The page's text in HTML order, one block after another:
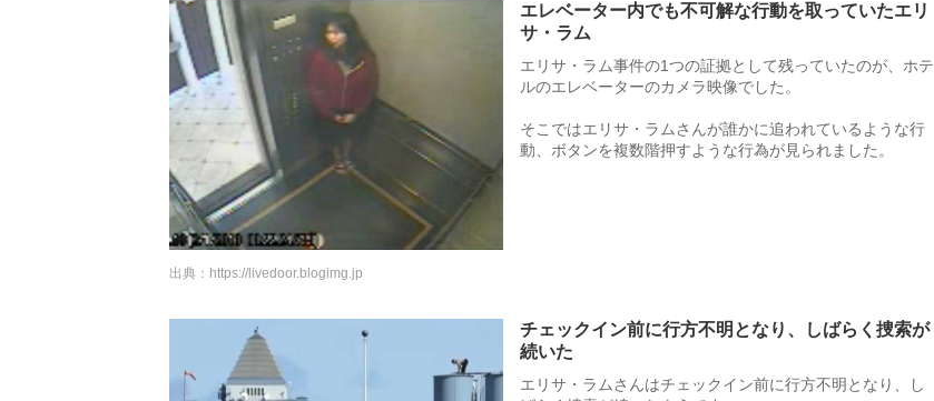
エレベーター内でも不可解な行動を取っていたエリ
サ・ラム
エリサ・ラム事件の1つの証拠として残っていたのが、ホテ
ルのエレベーターのカメラ映像でした。
そこではエリサ・ラムさんが誰かに追われているような行
動、ボタンを複数階押すような行為が見られました。
出典： https://livedoor.blogimg.jp
チェックイン前に行方不明となり、しばらく捜索が
続いた
エリサ・ラムさんはチェックイン前に行方不明となり、し